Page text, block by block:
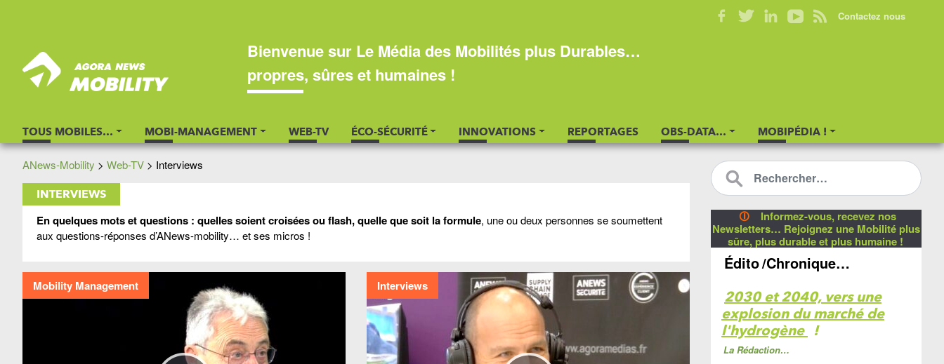
Bienvenue sur Le Média des Mobilités plus Durables…
propres, sûres et humaines !
TOUS MOBILES… MOBI-MANAGEMENT WEB-TV ÉCO-SÉCURITÉ INNOVATIONS REPORTAGES OBS-DATA… MOBIPÉDIA !
Contactez nous
ANews-Mobility > Web-TV > Interviews
INTERVIEWS
En quelques mots et questions : quelles soient croisées ou flash, quelle que soit la formule, une ou deux personnes se soumettent
aux questions-réponses d’ANews-mobility… et ses micros !
Mobility Management Interviews
🛈
Informez-vous, recevez nos
Newsletters… Rejoignez une Mobilité plus
sûre, plus durable et plus humaine !
Édito/Chronique…
2030 et 2040, vers une
explosion du marché de
l'hydrogène !
La Rédaction…